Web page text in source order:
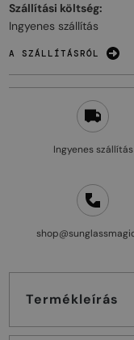
Ingyenes szállítás
Termékleírás
Szállítási költség:
Ingyenes szállítás
A SZÁLLÍTÁSRÓL